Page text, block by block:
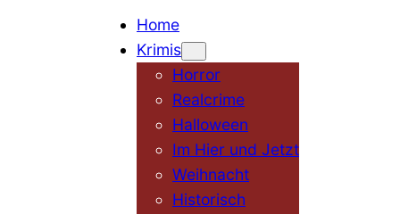
Home
Krimis
Horror
Realcrime
Halloween
Im Hier und Jetzt
Weihnacht
Historisch